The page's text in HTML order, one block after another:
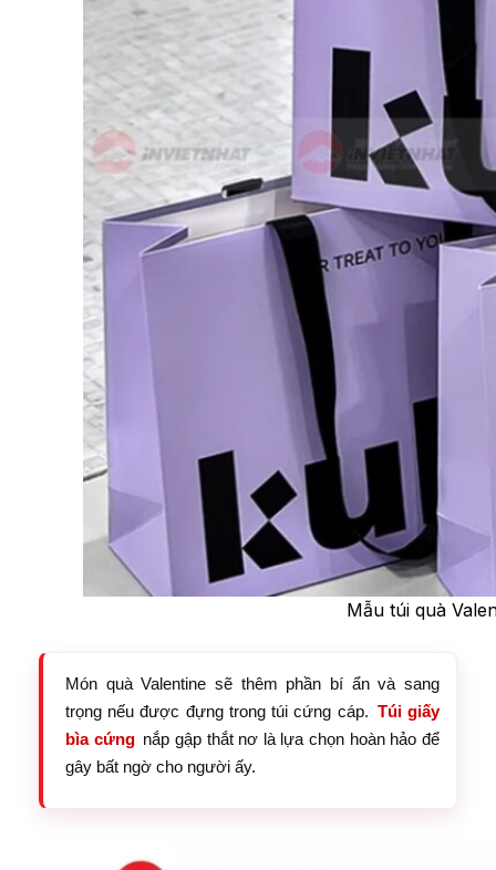
Mẫu túi quà
Món quà Valentine sẽ thêm phần bí ẩn và sang
trọng nếu được đựng trong túi cứng cáp. Túi giấy
bìa cứng nắp gập thắt nơ là lựa chọn hoàn hảo để
gây bất ngờ cho người ấy.